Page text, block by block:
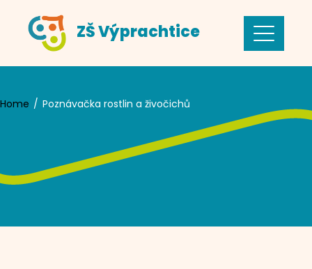
content
ZŠ Výprachtice
Home Poznávačka rostlin a živočichů